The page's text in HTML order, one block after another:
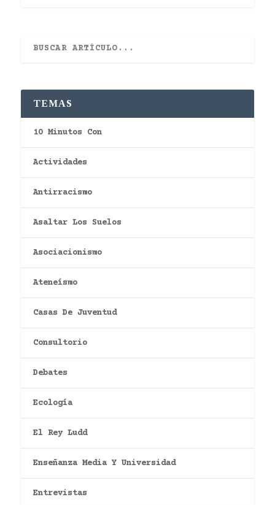
TEMAS
10 Minutos Con
Actividades
Antirracismo
Asaltar Los Suelos
Asociacionismo
Ateneísmo
Casas De Juventud
Consultorio
Debates
Ecología
El Rey Ludd
Enseñanza Media Y Universidad
Entrevistas